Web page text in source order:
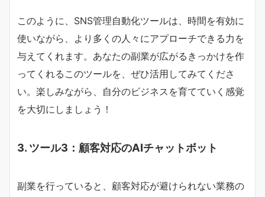
このように、SNS管理自動化ツールは、時間を有効に
使いながら、より多くの人々にアプローチできる力を
与えてくれます。あなたの副業が広がるきっかけを作
ってくれるこのツールを、ぜひ活用してみてくださ
い。楽しみながら、自分のビジネスを育てていく感覚
を大切にしましょう！
3. ツール3：顧客対応のAIチャットボット
副業を行っていると、顧客対応が避けられない業務の